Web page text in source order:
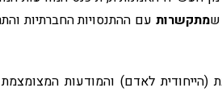
שמתקשרות עם ההתנסויות החברתיות
(הייחודית לאדם) והמודעות